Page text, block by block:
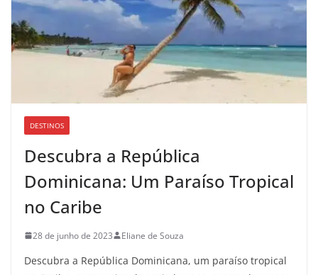
DESTINOS
Descubra a República
Dominicana: Um Paraíso Tropical
no Caribe
28 de junho de 2023 Eliane de Souza
Descubra a República Dominicana, um paraíso tropical